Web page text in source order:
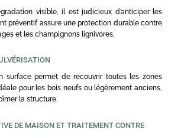
visible, il est judicieux d’anticiper les
préventif assure une protection durable contre
et les champignons lignivores.
surface permet de recouvrir toutes les zones
pour les bois neufs ou légèrement anciens,
la structure.
DE MAISON ET TRAITEMENT CONTRE